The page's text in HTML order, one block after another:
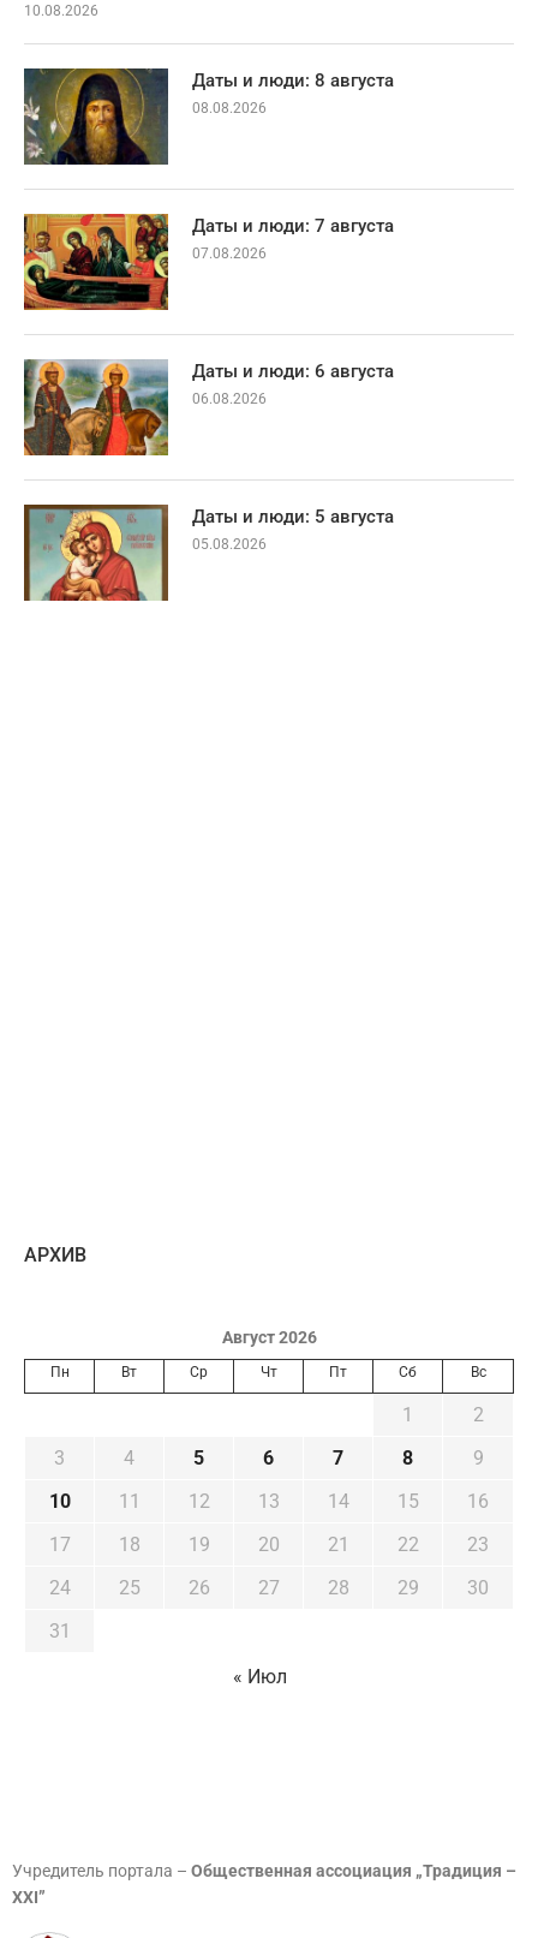
10.08.2026
Даты и люди: 8 августа
08.08.2026
Даты и люди: 7 августа
07.08.2026
Даты и люди: 6 августа
06.08.2026
Даты и люди: 5 августа
05.08.2026
AРХИВ
Август 2026
Пн Вт Ср Чт Пт Сб Вс
1
2
3
4 5 6 7 8
9
10
11 12 13 14 15
16
17
18 19 20 21 22
23
24
25 26 27 28 29
30
31
« Июл
Учредитель портала – Общественная ассоциация „Традиция –
XXI”